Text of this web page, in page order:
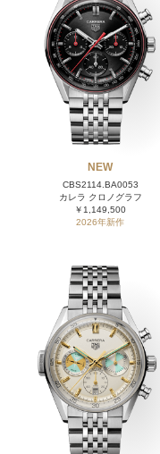
NEW
CBS2114.BA0053
カレラ クロノグラフ
￥1,149,500
2026年新作